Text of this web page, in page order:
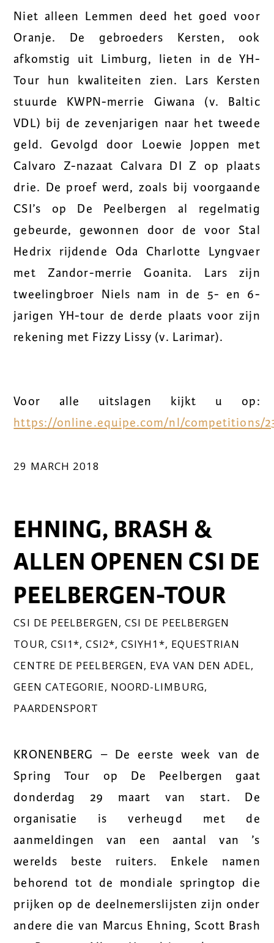
Niet alleen Lemmen deed het goed voor
Oranje. De gebroeders Kersten, ook
afkomstig uit Limburg, lieten in de YH-
Tour hun kwaliteiten zien. Lars Kersten
stuurde KWPN-merrie Giwana (v. Baltic
VDL) bij de zevenjarigen naar het tweede
geld. Gevolgd door Loewie Joppen met
Calvaro Z-nazaat Calvara DI Z op plaats
drie. De proef werd, zoals bij voorgaande
CSI’s op De Peelbergen al regelmatig
gebeurde, gewonnen door de voor Stal
Hedrix rijdende Oda Charlotte Lyngvaer
met Zandor-merrie Goanita. Lars zijn
tweelingbroer Niels nam in de 5- en 6-
jarigen YH-tour de derde plaats voor zijn
rekening met Fizzy Lissy (v. Larimar).
Voor alle uitslagen kijkt u op:
https://online.equipe.com/nl/competitions/
29 MARCH 2018
EHNING, BRASH &
ALLEN OPENEN CSI DE
PEELBERGEN-TOUR
CSI DE PEELBERGEN, CSI DE PEELBERGEN
TOUR, CSI1*,CSI2*,CSIYH1*, EQUESTRIAN
CENTRE DE PEELBERGEN, EVA VAN DEN ADEL,
GEEN CATEGORIE, NOORD-LIMBURG,
PAARDENSPORT
KRONENBERG – De eerste week van de
Spring Tour op De Peelbergen gaat
donderdag 29 maart van start. De
organisatie is verheugd met de
aanmeldingen van een aantal van ’s
werelds beste ruiters. Enkele namen
behorend tot de mondiale springtop die
prijken op de deelnemerslijsten zijn onder
andere die van Marcus Ehning, Scott Brash